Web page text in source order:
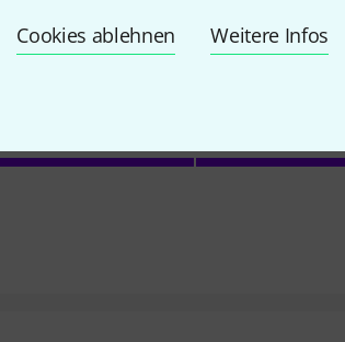
Cookies ablehnen Weitere Infos
4.7/ 5